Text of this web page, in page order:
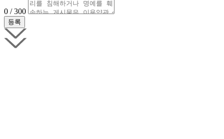
0 / 300